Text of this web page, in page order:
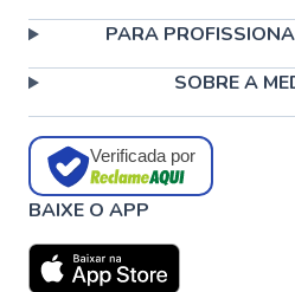
PARA
SOBRE A
Verificada por
BAIXE O APP